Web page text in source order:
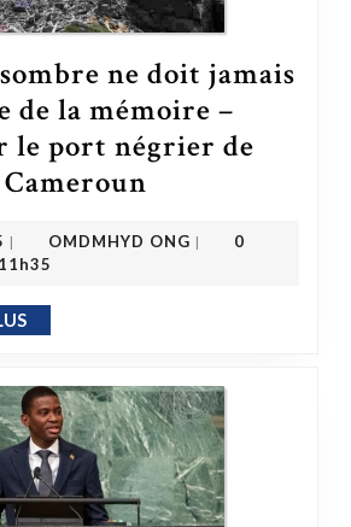
ne doit jamais
de la mémoire –
le port négrier de
11 mai 2025
| OMDMHYD ONG |
0
11h35
EN SAVOIR PLUS